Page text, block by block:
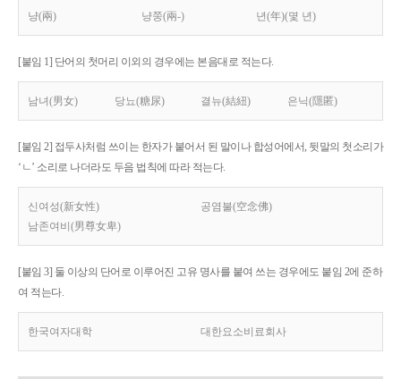
냥(兩) 냥쭝(兩-) 년(年)(몇 년)
[붙임 1] 단어의 첫머리 이외의 경우에는 본음대로 적는다.
남녀(男女) 당뇨(糖尿) 결뉴(結紐) 은닉(隱匿)
[붙임 2] 접두사처럼 쓰이는 한자가 붙어서 된 말이나 합성어에서, 뒷말의 첫소리가
‘ㄴ’ 소리로 나더라도 두음 법칙에 따라 적는다.
신여성(新女性)
공염불(空念佛)
남존여비(男尊女卑)
[붙임 3] 둘 이상의 단어로 이루어진 고유 명사를 붙여 쓰는 경우에도 붙임 2에 준하
여 적는다.
한국여자대학 대한요소비료회사